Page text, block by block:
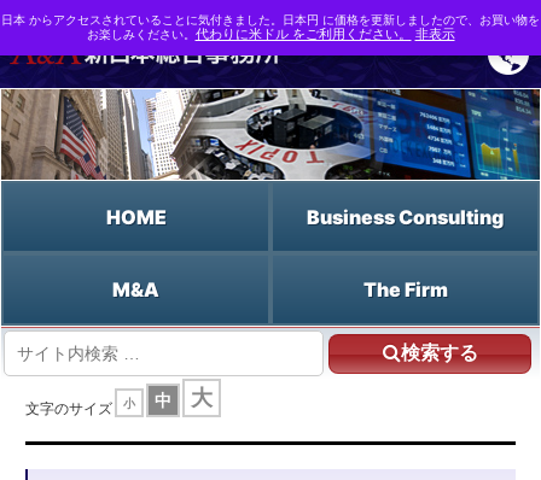
HOME Business Consulting
M&A The Firm
検索する
随着中国制造商加快在亚洲发展 BEV 业务，泰国的 BEV 销量激增。
文字のサイズ
小 中 大
日本 からアクセスされていることに気付きました。日本円 に価格を更新しましたので、お買い物を
お楽しみください。 代わりに米ドル をご利用ください。 非表示